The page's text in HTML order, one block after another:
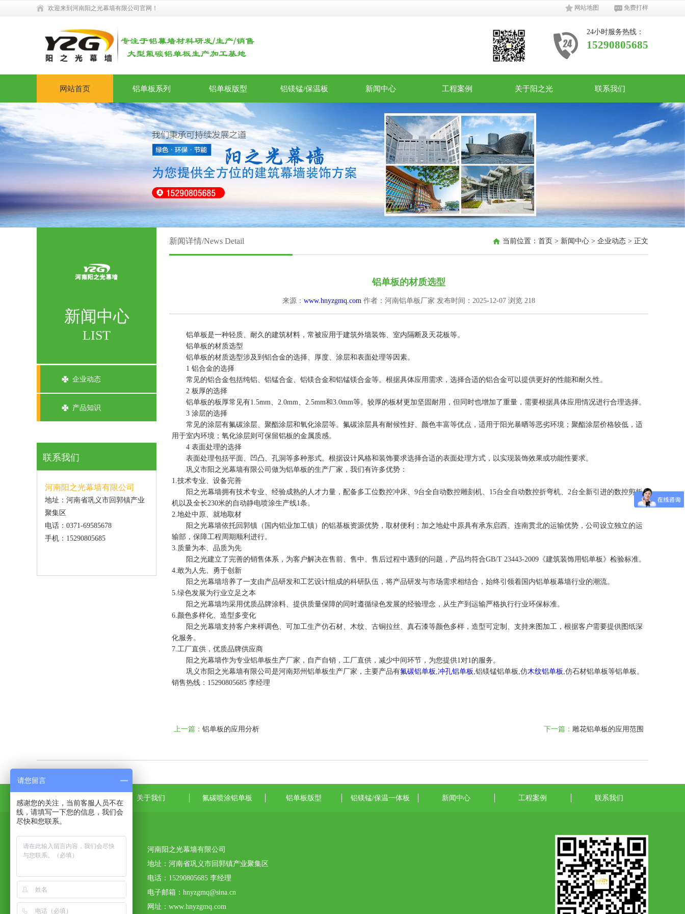
欢迎来到河南阳之光幕墙有限公司官网！ 网站地图 免费打样
24小时服务热线：
15290805685
网站首页 铝单板系列 铝单板版型 铝镁锰/保温板 新闻中心 工程案例 关于阳之光 联系我们
新闻中心
LIST
企业动态
产品知识
联系我们
河南阳之光幕墙有限公司
地址：河南省巩义市回郭镇产业
聚集区
电话：0371-69585678
手机：15290805685
新闻详情/News Detail 当前位置： 首页 > 新闻中心 > 企业动态 > 正文
铝单板的材质选型
来源： www.hnyzgmq.com 作者：河南铝单板厂家 发布时间：2025-12-07 浏览 218
铝单板是一种轻质、耐久的建筑材料，常被应用于建筑外墙装饰、室内隔断及天花板等。
铝单板的材质选型
铝单板的材质选型涉及到铝合金的选择、厚度、涂层和表面处理等因素。
1 铝合金的选择
常见的铝合金包括纯铝、铝锰合金、铝镁合金和铝锰镁合金等。根据具体应用需求，选择合适的铝合金可以提供更好的性能和耐久性。
2 板厚的选择
铝单板的板厚常见有1.5mm、2.0mm、2.5mm和3.0mm等。较厚的板材更加坚固耐用，但同时也增加了重量，需要根据具体应用情况进行合理选择。
3 涂层的选择
常见的涂层有氟碳涂层、聚酯涂层和氧化涂层等。氟碳涂层具有耐候性好、颜色丰富等优点，适用于阳光暴晒等恶劣环境；聚酯涂层价格较低，适
用于室内环境；氧化涂层则可保留铝板的金属质感。
4 表面处理的选择
表面处理包括平面、凹凸、孔洞等多种形式。根据设计风格和装饰要求选择合适的表面处理方式，以实现装饰效果或功能性要求。
巩义市阳之光幕墙有限公司做为铝单板的生产厂家，我们有许多优势：
1.技术专业、设备完善
阳之光幕墙拥有技术专业、经验成熟的人才力量，配备多工位数控冲床、9台全自动数控雕刻机、15台全自动数控折弯机、2台全新引进的数控剪板
机以及全长230米的自动静电喷涂生产线1条。
2.地处中原、就地取材
阳之光幕墙依托回郭镇（国内铝业加工镇）的铝基板资源优势，取材便利；加之地处中原具有承东启西、连南贯北的运输优势，公司设立独立的运
输部，保障工程周期顺利进行。
3.质量为本、品质为先
阳之光建立了完善的销售体系，为客户解决在售前、售中、售后过程中遇到的问题，产品均符合GB/T 23443-2009《建筑装饰用铝单板》检验标准。
4.敢为人先、勇于创新
阳之光幕墙培养了一支由产品研发和工艺设计组成的科研队伍，将产品研发与市场需求相结合，始终引领着国内铝单板幕墙行业的潮流。
5.绿色发展为行业立足之本
阳之光幕墙均采用优质品牌涂料、提供质量保障的同时遵循绿色发展的经验理念，从生产到运输严格执行行业环保标准。
6.颜色多样化、造型多变化
阳之光幕墙支持客户来样调色、可加工生产仿石材、木纹、古铜拉丝、真石漆等颜色多样，造型可定制、支持来图加工，根据客户需要提供图纸深
化服务。
7.工厂直供，优质品牌供应商
阳之光幕墙作为专业铝单板生产厂家，自产自销，工厂直供，减少中间环节，为您提供1对1的服务。
巩义市阳之光幕墙有限公司是河南郑州铝单板生产厂家，主要产品有氟碳铝单板 ,冲孔铝单板 ,铝镁锰铝单板,仿木纹铝单板 ,仿石材铝单板等铝单板。
销售热线：15290805685 李经理
上一篇：铝单板的应用分析 下一篇： 雕花铝单板的应用范围
网站首页 关于我们 氟碳喷涂铝单板 铝单板版型 铝镁锰/保温一体板 新闻中心 工程案例 联系我们
河南阳之光幕墙有限公司
地址：河南省巩义市回郭镇产业聚集区
电话：15290805685 李经理
电子邮箱：hnyzgmq@sina.cn
网址：www.hnyzgmq.com
请您留言
感谢您的关注，当前客服人员不在
线，请填写一下您的信息，我们会
尽快和您联系。